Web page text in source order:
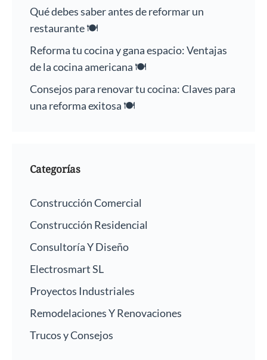
Qué debes saber antes de reformar un
restaurante 🍽️
Reforma tu cocina y gana espacio: Ventajas
de la cocina americana 🍽️
Consejos para renovar tu cocina: Claves para
una reforma exitosa 🍽️
Categorías
Construcción Comercial
Construcción Residencial
Consultoría Y Diseño
Electrosmart SL
Proyectos Industriales
Remodelaciones Y Renovaciones
Trucos y Consejos